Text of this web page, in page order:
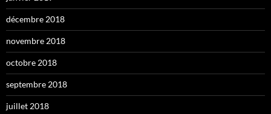
décembre 2018
novembre 2018
octobre 2018
septembre 2018
juillet 2018